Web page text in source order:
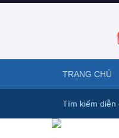
TRANG CHỦ
Tìm kiếm diễn